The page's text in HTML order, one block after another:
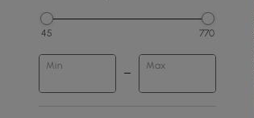
45 770
Min Max